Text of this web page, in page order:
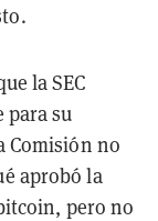
la SEC
para su
Comisión no
aprobó la
pero no